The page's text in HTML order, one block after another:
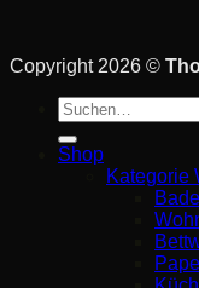
Copyright 2026 ©
Suche
nach:
Shop
Kategorie